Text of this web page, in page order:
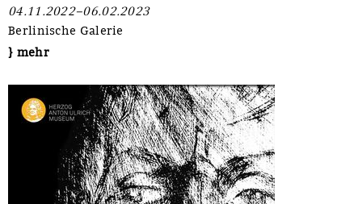
04.11.2022–06.02.2023
Berlinische Galerie
} mehr